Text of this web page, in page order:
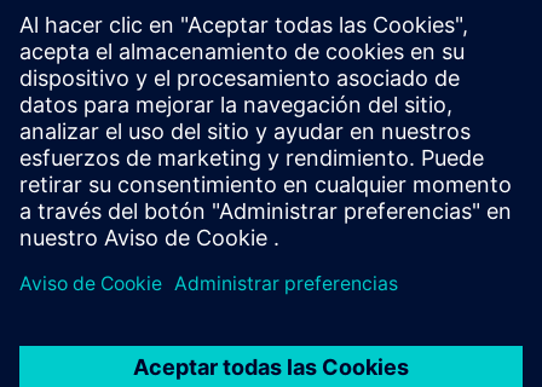
Participa ahora en el
concurso
Solicitar